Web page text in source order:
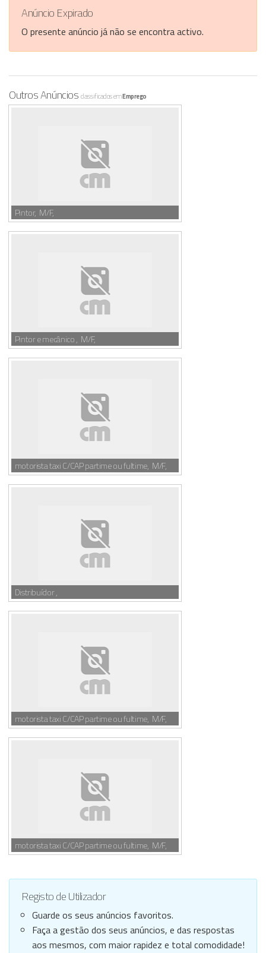
Anúncio Expirado
O presente anúncio já não se encontra activo.
Outros Anúncios classificados emEmprego
Pintor, M/F,
Pintor e mecânico , M/F,
motorista taxi C/CAP partime ou fultime, M/F,
Distribuídor ,
motorista taxi C/CAP partime ou fultime, M/F,
motorista taxi C/CAP partime ou fultime, M/F,
Registo de Utilizador
Guarde os seus anúncios favoritos.
Faça a gestão dos seus anúncios, e das respostas
aos mesmos, com maior rapidez e total comodidade!